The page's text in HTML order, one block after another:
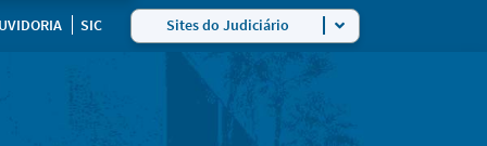
SIC Sites do Judiciário